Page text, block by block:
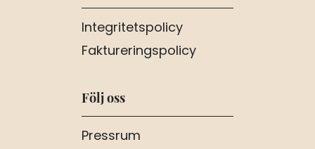
Integritetspolicy
Faktureringspolicy
Följ oss
Pressrum